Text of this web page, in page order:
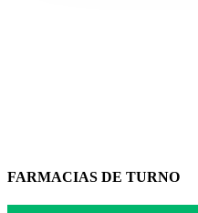
FARMACIAS DE TURNO